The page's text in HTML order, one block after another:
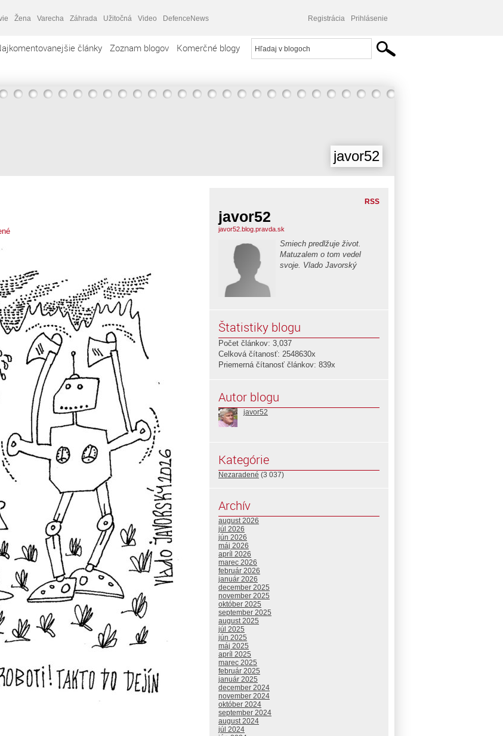
Žena Varecha Záhrada Užitočná Video DefenceNews Registrácia Prihlásenie
články Zoznam blogov Komerčné blogy
javor52
RSS
javor52
javor52.blog.pravda.sk
Smiech predlžuje život.
Matuzalem o tom vedel
svoje. Vlado Javorský
Štatistiky blogu
Počet článkov: 3,037
Celková čítanosť: 2548630x
Priemerná čítanosť článkov: 839x
Autor blogu
javor52
Kategórie
Nezaradené (3 037)
Archív
august 2026
júl 2026
jún 2026
máj 2026
apríl 2026
marec 2026
február 2026
január 2026
december 2025
november 2025
október 2025
september 2025
august 2025
júl 2025
jún 2025
máj 2025
apríl 2025
marec 2025
február 2025
január 2025
december 2024
november 2024
október 2024
september 2024
august 2024
júl 2024